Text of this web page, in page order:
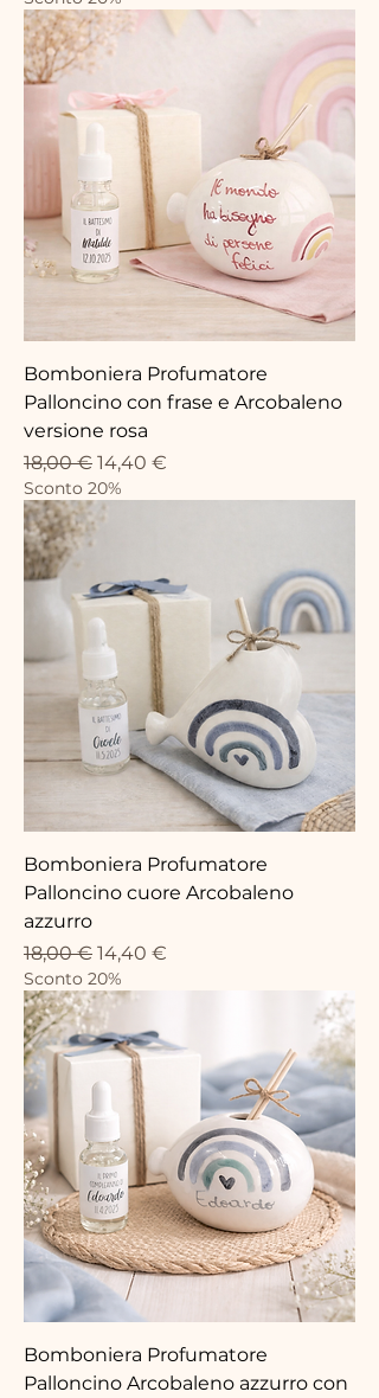
Bomboniera Profumatore
Palloncino con frase e Arcobaleno
versione rosa
Prix original
18,00 € Prix promotionnel
14,40 €
Sconto 20%
Bomboniera Profumatore
Palloncino cuore Arcobaleno
azzurro
Prix original
18,00 € Prix promotionnel
14,40 €
Sconto 20%
Bomboniera Profumatore
Palloncino Arcobaleno azzurro con